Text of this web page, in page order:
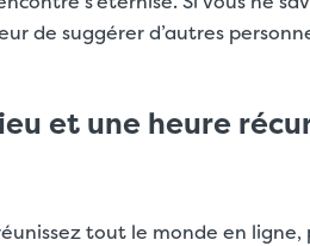
de suggérer d’autres
et une heure
tout le monde en